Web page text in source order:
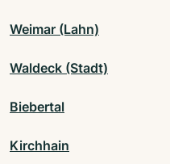
Weimar (Lahn)
Waldeck (Stadt)
Biebertal
Kirchhain